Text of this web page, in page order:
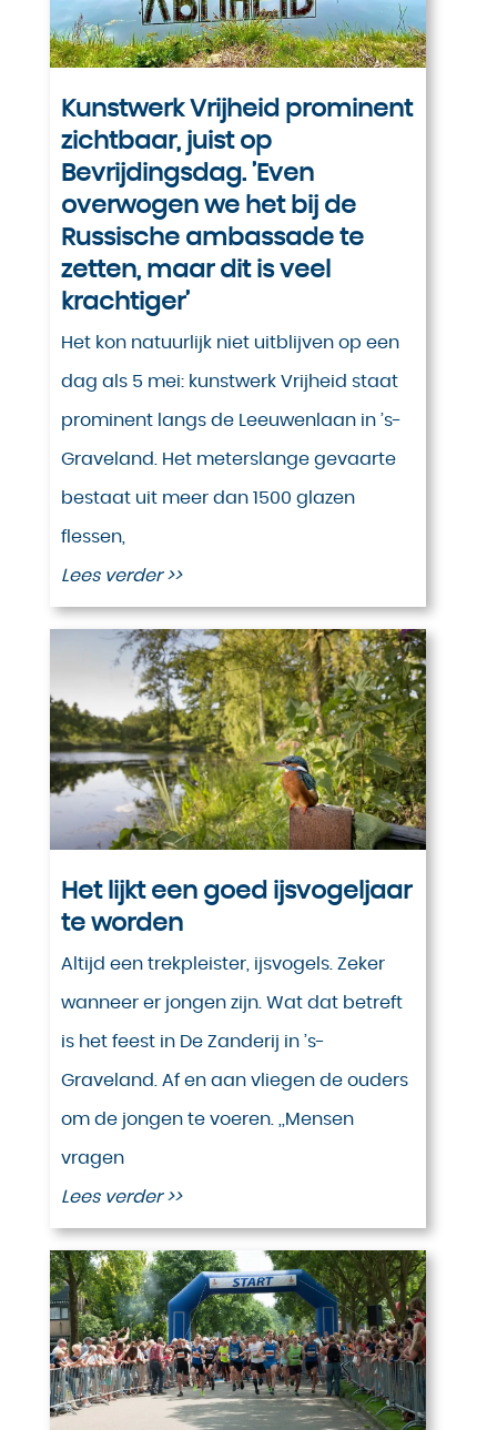
Kunstwerk Vrijheid prominent
zichtbaar, juist op
Bevrijdingsdag. ’Even
overwogen we het bij de
Russische ambassade te
zetten, maar dit is veel
krachtiger’
Het kon natuurlijk niet uitblijven op een
dag als 5 mei: kunstwerk Vrijheid staat
prominent langs de Leeuwenlaan in ’s-
Graveland. Het meterslange gevaarte
bestaat uit meer dan 1500 glazen
flessen,
Lees verder >>
Het lijkt een goed ijsvogeljaar
te worden
Altijd een trekpleister, ijsvogels. Zeker
wanneer er jongen zijn. Wat dat betreft
is het feest in De Zanderij in ’s-
Graveland. Af en aan vliegen de ouders
om de jongen te voeren. ,,Mensen
vragen
Lees verder >>